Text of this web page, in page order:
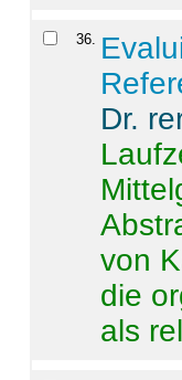
36.
Dr.
von
die
als